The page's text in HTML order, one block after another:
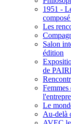
1951 -
Les
Salon
édition
de
Le
Au-delà